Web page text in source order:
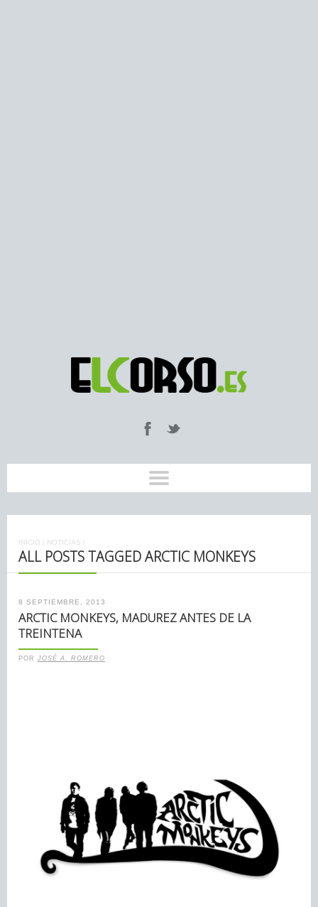
INICIO / NOTICIAS /
ALL POSTS TAGGED ARCTIC MONKEYS
8 SEPTIEMBRE, 2013
ARCTIC MONKEYS, MADUREZ ANTES DE LA
TREINTENA
POR JOSÉ A. ROMERO